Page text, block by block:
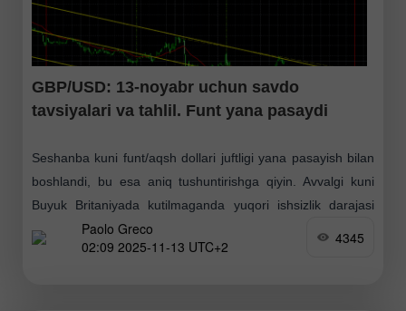
GBP/USD: 13-noyabr uchun savdo
tavsiyalari va tahlil. Funt yana pasaydi
Seshanba kuni funt/aqsh dollari juftligi yana pasayish bilan
boshlandi, bu esa aniq tushuntirishga qiyin. Avvalgi kuni
Buyuk Britaniyada kutilmaganda yuqori ishsizlik darajasi
e'lon qilinib, funtni tushirgan bo'lsa, kecha na AQShda
Paolo Greco
02:09 2025-11-13 UTC+2
4345